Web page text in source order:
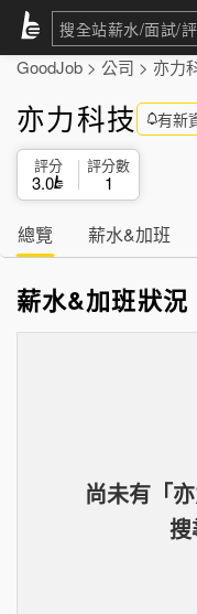
GoodJob > 公司 > 亦力
亦力科技 有新
評分
3.0
評分數
1
總覽 薪水&加班
薪水&加班狀況
尚未有「
搜